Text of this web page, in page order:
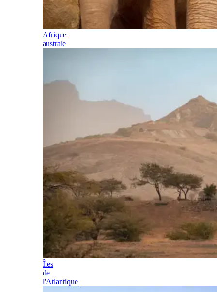
Afrique
australe
Îles
de
l'Atlantique